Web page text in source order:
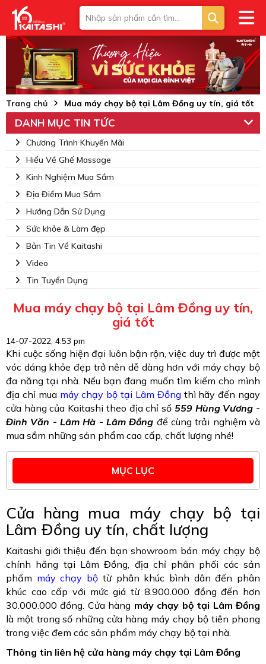
Trang chủ Mua máy chạy bộ tại Lâm Đồng uy tín, giá tốt
DANH MỤC TIN TỨC
Chương Trình Khuyến Mãi
Hiểu Về Ghế Massage
Kinh Nghiệm Mua Sắm
Địa Điểm Mua Sắm
Hướng Dẫn Sử Dụng
Sức khỏe & Làm đẹp
Bản Tin Về Kaitashi
Video
Tin Tuyển Dụng
Mua máy chạy bộ tại Lâm Đồng uy tín,
giá tốt
14-07-2022, 4:53 pm
Khi cuộc sống hiện đại luôn bận rộn, việc duy trì được một
vóc dáng khỏe đẹp trở nên dễ dàng hơn với máy chạy bộ
đa năng tại nhà. Nếu bạn đang muốn tìm kiếm cho mình
địa chỉ mua máy chạy bộ tại Lâm Đồngthì hãy đến ngay
cửa hàng của Kaitashi theo địa chỉ số 559 Hùng Vương -
Đinh Văn - Lâm Hà - Lâm Đồng để cùng trải nghiệm và
mua sắm những sản phẩm cao cấp, chất lượng nhé!
MỤC LỤC
Cửa hàng mua máy chạy bộ tại
Lâm Đồng uy tín, chất lượng
Kaitashi giới thiệu đến bạn showroom bán máy chạy bộ
chính hãng tại Lâm Đồng, địa chỉ phân phối các sản
phẩm máy chạy bộ từ phân khúc bình dân đến phân
khúc cao cấp với mức giá từ 8.900.000 đồng đến hơn
30.000.000 đồng. Cửa hàng máy chạy bộ tại Lâm Đồng
là một trong số những cửa hàng máy chạy bộ tiên phong
trong việc đem các sản phẩm máy chạy bộ tại nhà.
Thông tin liên hệ cửa hàng máy chạy tại Lâm Đồng